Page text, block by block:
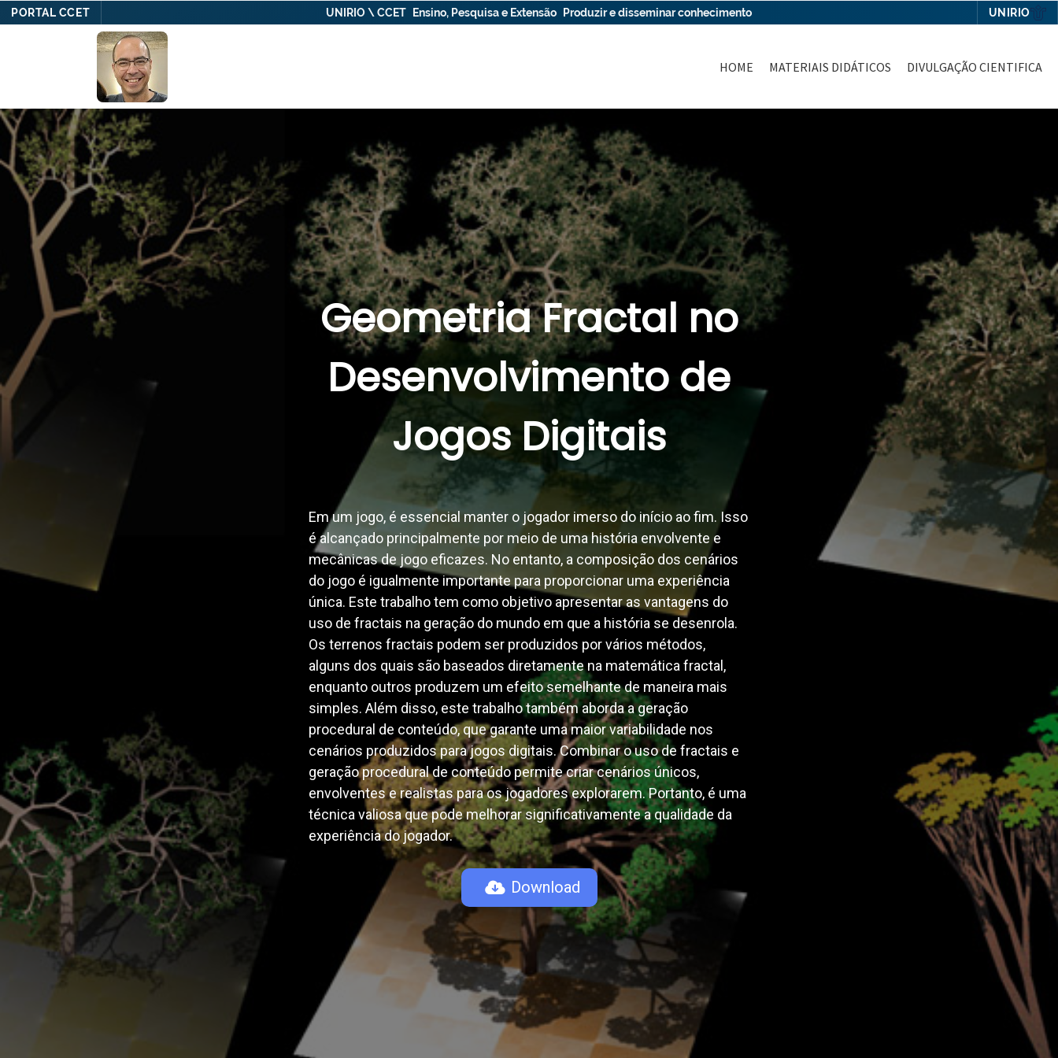
PORTAL CCET UNIRIO \ CCET Ensino, Pesquisa e Extensão Produzir e disseminar conhecimento UNIRIO
HOME MATERIAIS DIDÁTICOS DIVULGAÇÃO CIENTIFICA
Geometria Fractal no
Desenvolvimento de
Jogos Digitais
Em um jogo, é essencial manter o jogador imerso do início ao fim. Isso
é alcançado principalmente por meio de uma história envolvente e
mecânicas de jogo eficazes. No entanto, a composição dos cenários
do jogo é igualmente importante para proporcionar uma experiência
única. Este trabalho tem como objetivo apresentar as vantagens do
uso de fractais na geração do mundo em que a história se desenrola.
Os terrenos fractais podem ser produzidos por vários métodos,
alguns dos quais são baseados diretamente na matemática fractal,
enquanto outros produzem um efeito semelhante de maneira mais
simples. Além disso, este trabalho também aborda a geração
procedural de conteúdo, que garante uma maior variabilidade nos
cenários produzidos para jogos digitais. Combinar o uso de fractais e
geração procedural de conteúdo permite criar cenários únicos,
envolventes e realistas para os jogadores explorarem. Portanto, é uma
técnica valiosa que pode melhorar significativamente a qualidade da
experiência do jogador.
Download